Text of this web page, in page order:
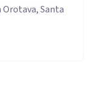
Orotava, Santa